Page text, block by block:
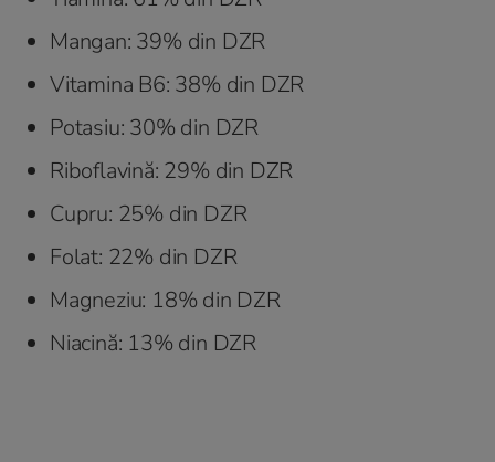
Mangan: 39% din DZR
Vitamina B6: 38% din DZR
Potasiu: 30% din DZR
Riboflavină: 29% din DZR
Cupru: 25% din DZR
Folat: 22% din DZR
Magneziu: 18% din DZR
Niacină: 13% din DZR